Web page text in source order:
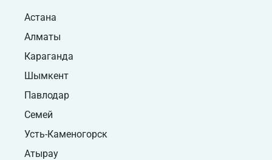
Астана
Алматы
Караганда
Шымкент
Павлодар
Семей
Усть-Каменогорск
Атырау